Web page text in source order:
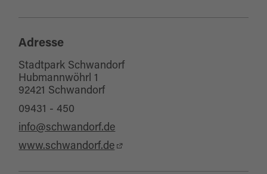
Adresse
Stadtpark Schwandorf
Hubmannwöhrl 1
92421 Schwandorf
09431 - 450
info@schwandorf.de
www.schwandorf.de